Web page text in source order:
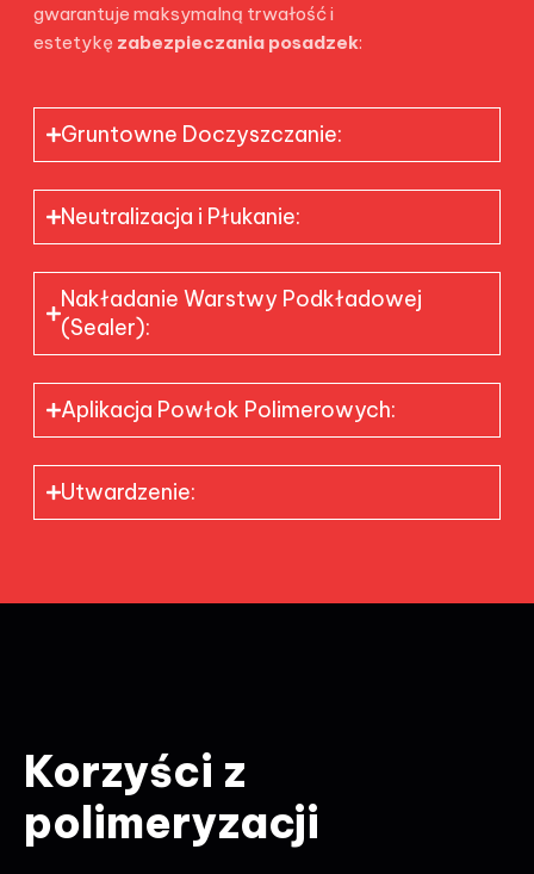
gwarantuje maksymalną trwałość i
estetykę zabezpieczania posadzek:
Gruntowne Doczyszczanie:
Neutralizacja i Płukanie:
Nakładanie Warstwy Podkładowej
(Sealer):
Aplikacja Powłok Polimerowych:
Utwardzenie:
Korzyści z
polimeryzacji